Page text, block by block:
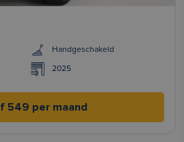
Handgeschakeld
2025
549 per maand